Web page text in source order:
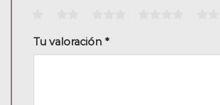
Tu valoración *